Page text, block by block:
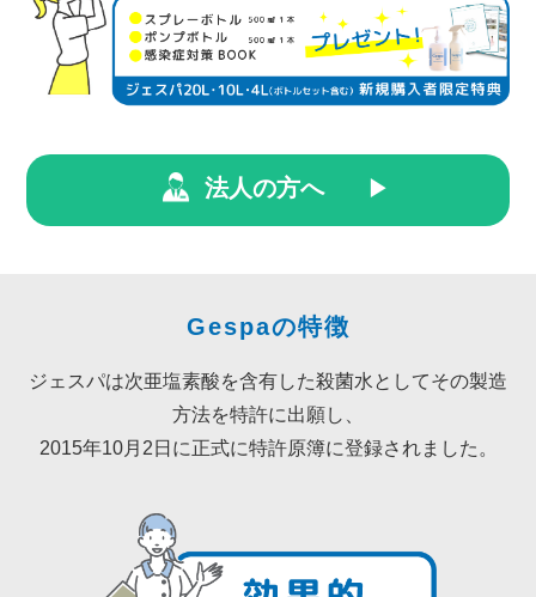
法人の方へ
Gespaの特徴
ジェスパは次亜塩素酸を含有した殺菌水としてその製造
方法を特許に出願し、
2015年10月2日に正式に特許原簿に登録されました。